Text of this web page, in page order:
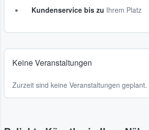
Kundenservice bis zu Ihrem Platz
Keine Veranstaltungen
Zurzeit sind keine Veranstaltungen geplant.